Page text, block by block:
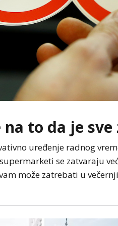
to da je
uređenje radnog
se zatvaraju
može zatrebati u
Polovina svjetskih
hidroelektrana bi
postane
2060. godine